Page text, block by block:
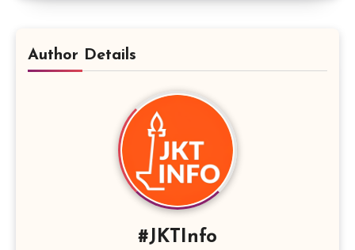
Author Details
#JKTInfo